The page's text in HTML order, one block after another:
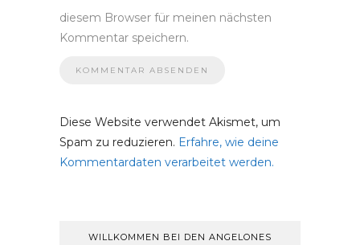
diesem Browser für meinen nächsten
Kommentar speichern.
Diese Website verwendet Akismet, um
Spam zu reduzieren. Erfahre, wie deine
Kommentardaten verarbeitet werden.
WILLKOMMEN BEI DEN ANGELONES